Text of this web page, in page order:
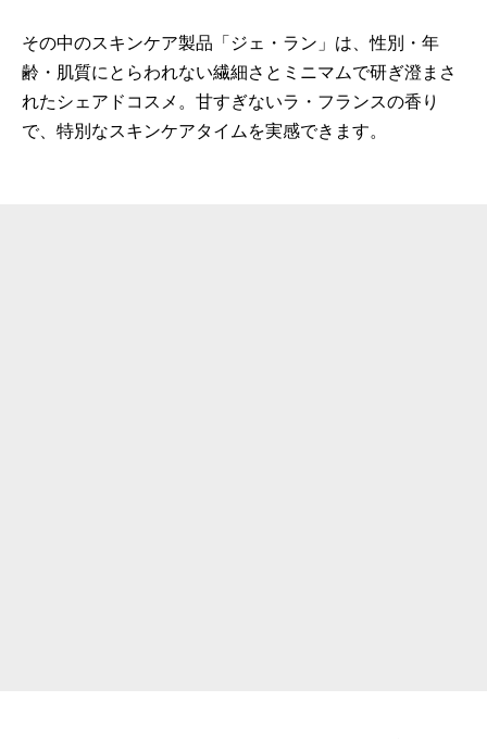
その中のスキンケア製品「ジェ・ラン」は、性別・年
齢・肌質にとらわれない繊細さとミニマムで研ぎ澄まさ
れたシェアドコスメ。甘すぎないラ・フランスの香り
で、特別なスキンケアタイムを実感できます。